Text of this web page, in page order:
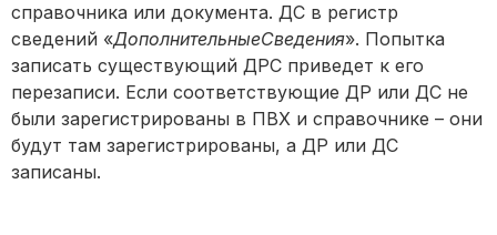
справочника или документа. ДС в регистр
сведений «ДополнительныеСведения». Попытка
записать существующий ДРС приведет к его
перезаписи. Если соответствующие ДР или ДС не
были зарегистрированы в ПВХ и справочнике – они
будут там зарегистрированы, а ДР или ДС
записаны.